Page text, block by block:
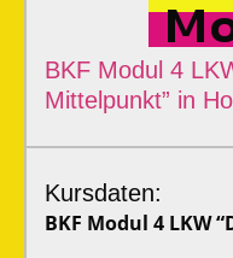
BKF Modul 4
Mittelpunkt” in
Kursdaten:
BKF Modul 4 LKW